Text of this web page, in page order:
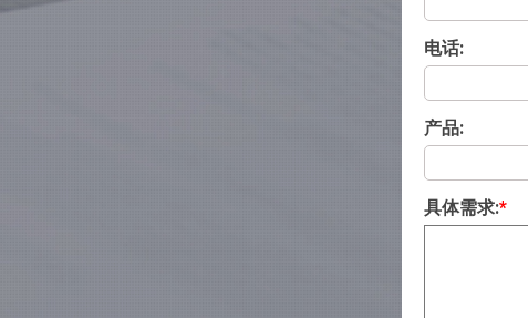
电话:
产品:
具体需求:*